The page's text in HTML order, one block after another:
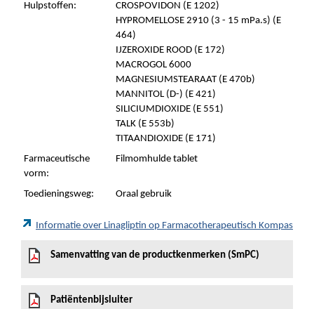
Hulpstoffen:
CROSPOVIDON (E 1202)
HYPROMELLOSE 2910 (3 - 15 mPa.s) (E
464)
IJZEROXIDE ROOD (E 172)
MACROGOL 6000
MAGNESIUMSTEARAAT (E 470b)
MANNITOL (D-) (E 421)
SILICIUMDIOXIDE (E 551)
TALK (E 553b)
TITAANDIOXIDE (E 171)
Farmaceutische
vorm:
Filmomhulde tablet
Toedieningsweg: Oraal gebruik
Informatie over Linagliptin op Farmacotherapeutisch Kompas
Samenvatting van de productkenmerken (SmPC)
Patiëntenbijsluiter